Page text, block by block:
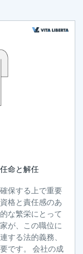
命と解任
保する上で重要
格と責任感のあ
な繁栄にとって
が、この職位に
する法的義務、
です。 会社の成